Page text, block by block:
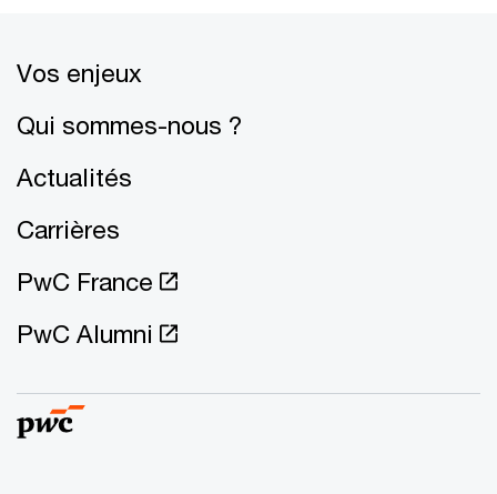
Vos enjeux
Qui sommes-nous ?
Actualités
Carrières
PwC France
PwC Alumni